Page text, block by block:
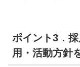
ポイント3．
用・活動方針